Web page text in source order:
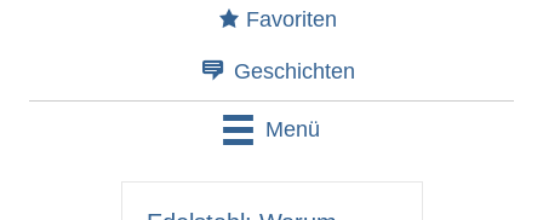
Favoriten
Geschichten
Menü